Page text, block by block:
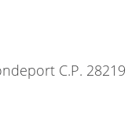
C.P. 28219